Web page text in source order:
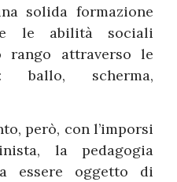
solida formazione
le abilità sociali
rango attraverso le
ballo, scherma,
però, con l’imporsi
la pedagogia
essere oggetto di